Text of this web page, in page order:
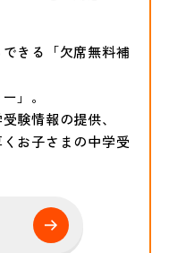
きる「欠席無料補
」。
験情報の提供、
お子さまの中学受